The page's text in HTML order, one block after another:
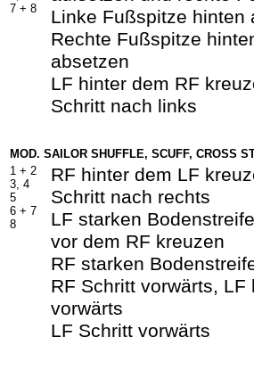
7 + 8
Linke Fußspitze hinten
Rechte Fußspitze
absetzen
LF hinter dem RF
Schritt nach links
MOD. SAILOR SHUFFLE, SCUFF, CROSS
1 + 2
3, 4
5
6 + 7
8
RF hinter dem LF
Schritt nach rechts
LF starken
vor dem RF kreuzen
RF starken
RF Schritt vorwärts,
vorwärts
LF Schritt vorwärts